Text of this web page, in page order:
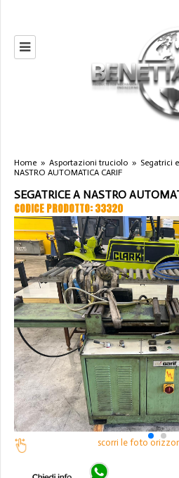
Home » Asportazioni truciolo » Segatrici
NASTRO AUTOMATICA CARIF
SEGATRICE A NASTRO
CODICE PRODOTTO: 33320
scorri le foto